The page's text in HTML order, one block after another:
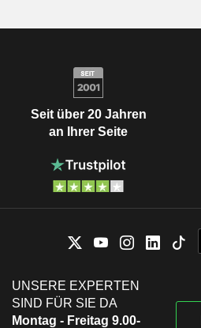
Seit über 20 Jahren
an Ihrer Seite
UNSERE EXPERTEN
SIND FÜR SIE DA
Montag - Freitag 9.00-